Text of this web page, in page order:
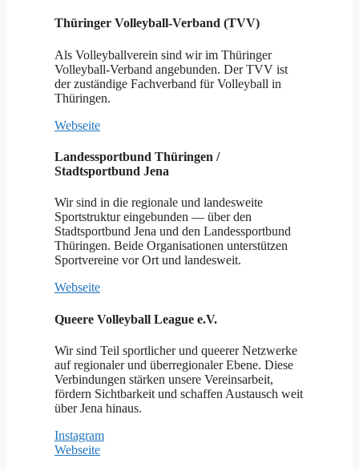
Thüringer Volleyball-Verband (TVV)
Als Volleyballverein sind wir im Thüringer
Volleyball-Verband angebunden. Der TVV ist
der zuständige Fachverband für Volleyball in
Thüringen.
Webseite
Landessportbund Thüringen /
Stadtsportbund Jena
Wir sind in die regionale und landesweite
Sportstruktur eingebunden — über den
Stadtsportbund Jena und den Landessportbund
Thüringen. Beide Organisationen unterstützen
Sportvereine vor Ort und landesweit.
Webseite
Queere Volleyball League e.V.
Wir sind Teil sportlicher und queerer Netzwerke
auf regionaler und überregionaler Ebene. Diese
Verbindungen stärken unsere Vereinsarbeit,
fördern Sichtbarkeit und schaffen Austausch weit
über Jena hinaus.
Instagram
Webseite